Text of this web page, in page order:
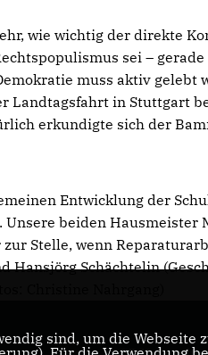
wie wichtig der direkte
sei –
muss aktiv gelebt
Landtagsfahrt in Stuttgart
erkundigte sich der
Entwicklung der
beiden Hausmeister
Stelle, wenn
Hansjörg Schächtelin
sind, um die